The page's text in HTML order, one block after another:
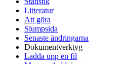
Litteratur
Att göra
Slumpsida
Senaste ändringarna
Dokumentverktyg
Ladda upp en fil